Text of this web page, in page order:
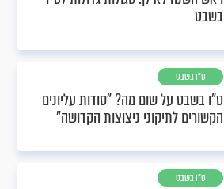
בשבט
ט"ו בשבט
ט"ו בשבט על שום מה? "סודות עליונים
הקשורים לתיקוני ניצוצות הקדושה"
ט"ו בשבט